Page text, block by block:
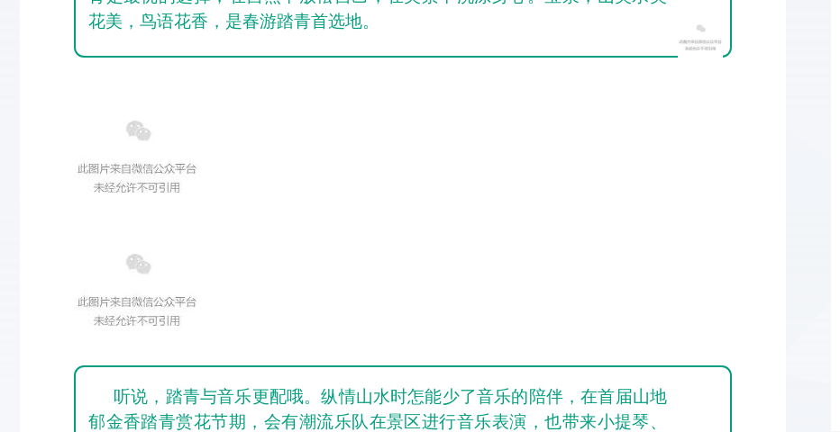
花美，鸟语花香，是春游踏青首选地。
听说，踏青与音乐更配哦。纵情山水时怎能少了音乐的陪伴，在首届山地
郁金香踏青赏花节期，会有潮流乐队在景区进行音乐表演，也带来小提琴、